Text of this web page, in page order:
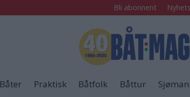
Bli abonnent
Båter Praktisk Båtfolk Båttur